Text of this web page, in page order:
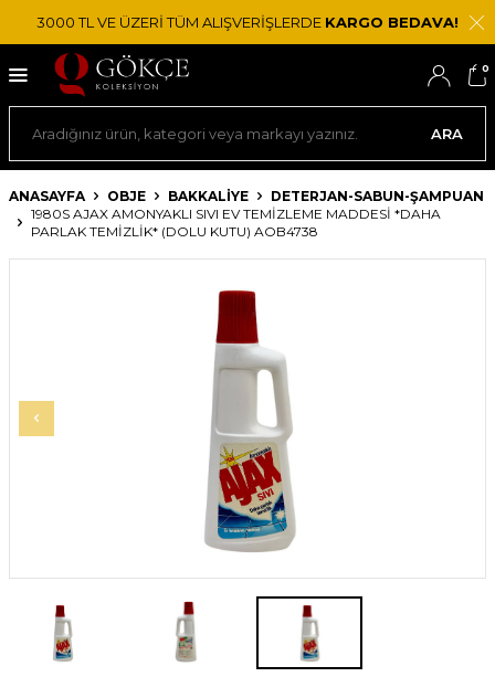
3000 TL VE ÜZERİ TÜM ALIŞVERİŞLERDE KARGO BEDAVA!
ARA
0
ANASAYFA OBJE BAKKALIYE
DETERJAN-SABUN-ŞAMPUAN
1980S AJAX AMONYAKLI SIVI EV TEMIZLEME MADDESI *DAHA
PARLAK TEMIZLIK* (DOLU KUTU) AOB4738